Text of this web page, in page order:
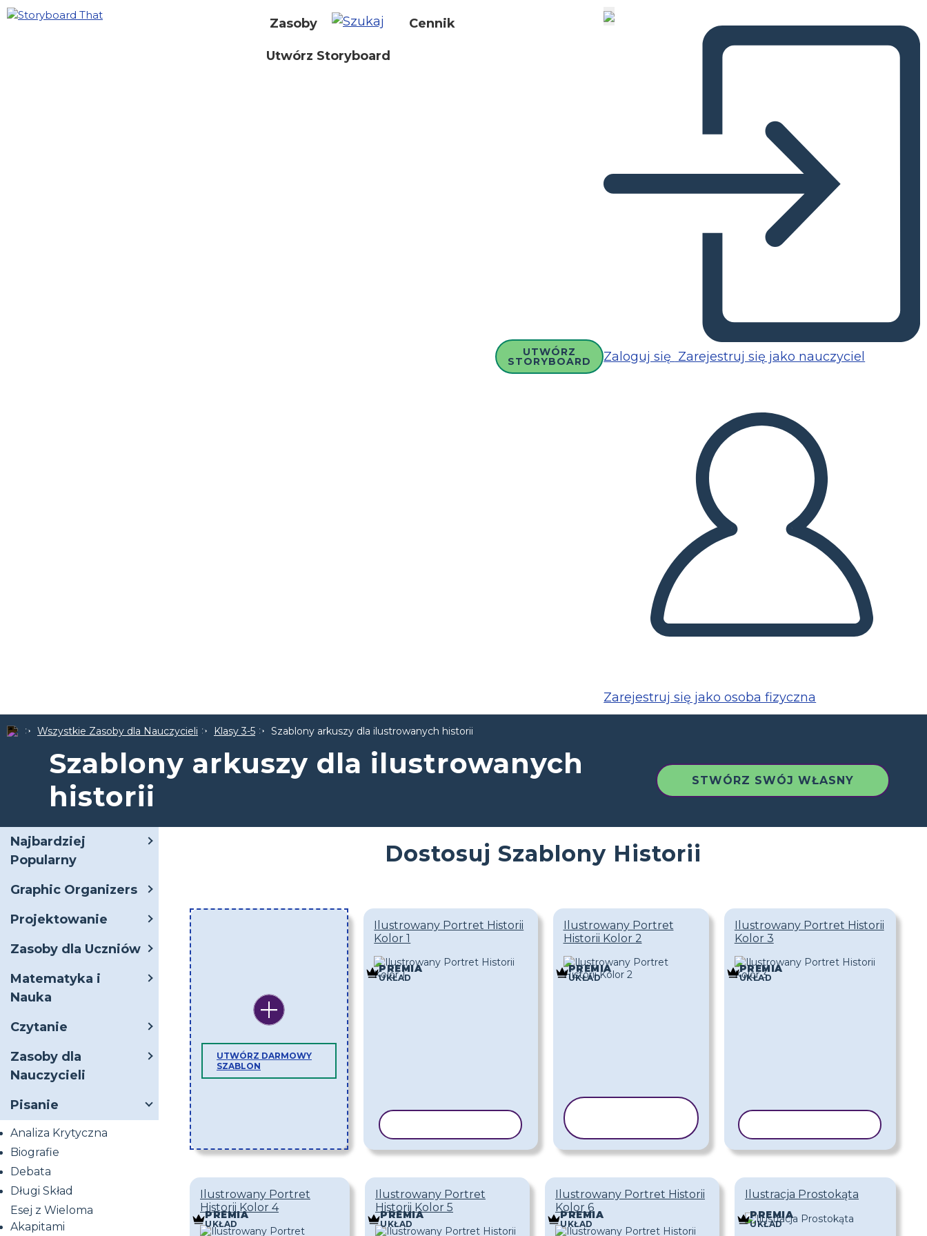
Zasoby Cennik
Utwórz Storyboard
UTWÓRZ
STORYBOARD Zaloguj się Zarejestruj się jako nauczyciel
Zarejestruj się jako osoba fizyczna
Wszystkie Zasoby dla Nauczycieli Klasy 3-5 Szablony arkuszy dla ilustrowanych historii
Szablony arkuszy dla ilustrowanych
historii
STWÓRZ SWÓJ WŁASNY
Najbardziej
Popularny
Graphic Organizers
Projektowanie
Zasoby dla Uczniów
Matematyka i
Nauka
Czytanie
Zasoby dla
Nauczycieli
Pisanie
Analiza Krytyczna
Biografie
Debata
Długi Skład
Esej z Wieloma
Akapitami
Dostosuj Szablony Historii
UTWÓRZ DARMOWY
SZABLON
Ilustrowany Portret Historii
Kolor 1
PREMIA
UKŁAD
Ilustrowany Portret
Historii Kolor 2
PREMIA
UKŁAD
Ilustrowany Portret Historii
Kolor 3
PREMIA
UKŁAD
Ilustrowany Portret
Historii Kolor 4
PREMIA
UKŁAD
Ilustrowany Portret
Historii Kolor 5
PREMIA
UKŁAD
Ilustrowany Portret Historii
Kolor 6
PREMIA
UKŁAD
Ilustracja Prostokąta
PREMIA
UKŁAD